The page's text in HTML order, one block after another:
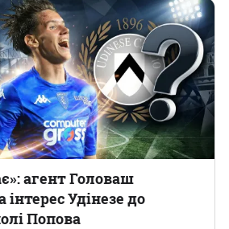
агент Головаш
інтерес Удінезе до
Попова